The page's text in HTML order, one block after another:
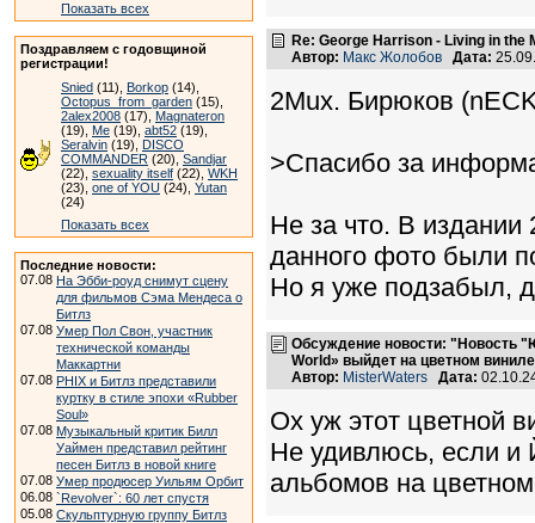
Показать всех
Поздравляем с годовщиной
регистрации!
Snied (11), Borkop (14),
Octopus_from_garden (15),
2alex2008 (17), Magnateron
(19), Me (19), abt52 (19),
Seralvin (19), DISCO
COMMANDER (20), Sandjar
(22), sexuality itself (22), WKH
(23), one of YOU (24), Yutan
(24)
Показать всех
Последние новости:
07.08 На Эбби-роуд снимут сцену
для фильмов Сэма Мендеса о
Битлз
07.08 Умер Пол Свон, участник
технической команды
Маккартни
07.08 PHIX и Битлз представили
куртку в стиле эпохи «Rubber
Soul»
07.08 Музыкальный критик Билл
Уаймен представил рейтинг
песен Битлз в новой книге
07.08 Умер продюсер Уильям Орбит
06.08 `Revolver`: 60 лет спустя
05.08 Скульптурную группу Битлз
Re: George Harrison - Living in the
Автор: Макс Жолобов Дата:
2Mux. Бирюков
>Спасибо за
Не за что. В издании
данного фото были
Но я уже подзабыл,
Обсуждение новости: "Новость
World» выйдет на цветном
Автор: MisterWaters Дата:
Ох уж этот цветной
Не удивлюсь, если и
альбомов на